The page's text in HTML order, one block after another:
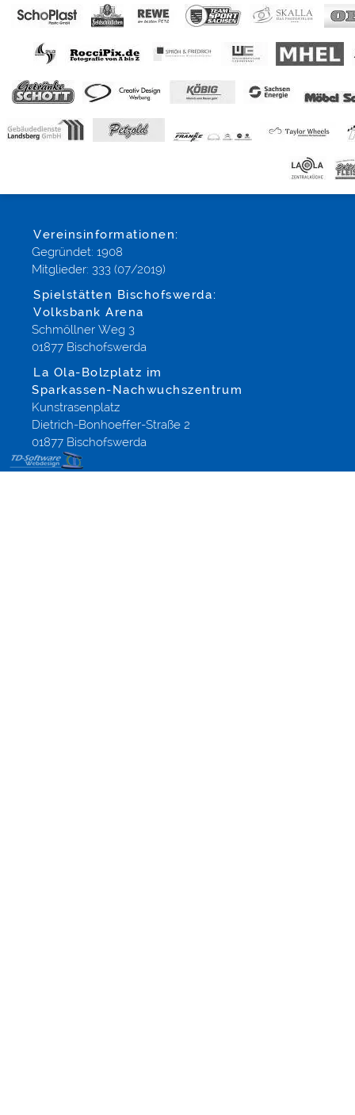
Vereinsinformationen:
Gegründet: 1908
Mitglieder: 333 (07/2019)
Spielstätten Bischofswerda:
Volksbank Arena
Schmöllner Weg 3
01877 Bischofswerda
La Ola-Bolzplatz im
Sparkassen-Nachwuchszentrum
Kunstrasenplatz
Dietrich-Bonhoeffer-Straße 2
01877 Bischofswerda